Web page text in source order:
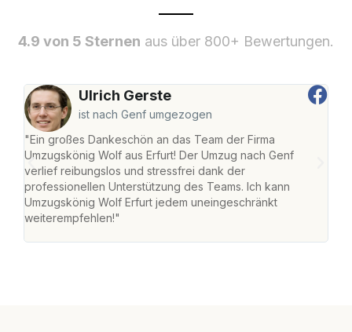
4.9 von 5 Sternen aus über 800+ Bewertungen.
Ulrich Gerste
ist nach Genf umgezogen
"Ein großes Dankeschön an das Team der Firma
Umzugskönig Wolf aus Erfurt! Der Umzug nach Genf
verlief reibungslos und stressfrei dank der
professionellen Unterstützung des Teams. Ich kann
Umzugskönig Wolf Erfurt jedem uneingeschränkt
weiterempfehlen!"